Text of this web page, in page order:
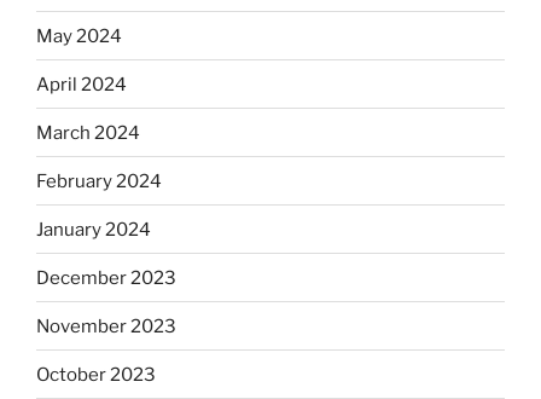
May 2024
April 2024
March 2024
February 2024
January 2024
December 2023
November 2023
October 2023